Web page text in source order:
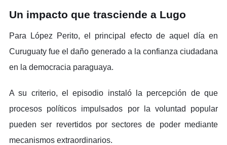
Un impacto que trasciende a Lugo
Para López Perito, el principal efecto de aquel día en
Curuguaty fue el daño generado a la confianza ciudadana
en la democracia paraguaya.
A su criterio, el episodio instaló la percepción de que
procesos políticos impulsados por la voluntad popular
pueden ser revertidos por sectores de poder mediante
mecanismos extraordinarios.